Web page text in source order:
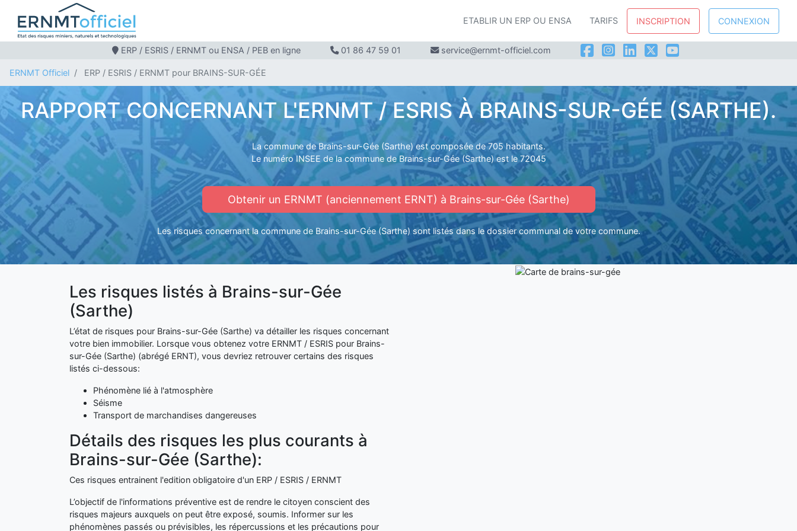
ETABLIR UN ERP OU ENSA TARIFS INSCRIPTION CONNEXION
ERP / ESRIS / ERNMT ou ENSA / PEB en ligne 01 86 47 59 01 service@ernmt-officiel.com
ERNMT Officiel ERP / ESRIS / ERNMT pour BRAINS-SUR-GÉE
RAPPORT CONCERNANT L'ERNMT / ESRIS À BRAINS-SUR-GÉE (SARTHE).
La commune de Brains-sur-Gée (Sarthe) est composée de 705 habitants.
Le numéro INSEE de la commune de Brains-sur-Gée (Sarthe) est le 72045
Obtenir un ERNMT (anciennement ERNT) à Brains-sur-Gée (Sarthe)
Les risques concernant la commune de Brains-sur-Gée (Sarthe) sont listés dans le dossier communal de votre commune.
Les risques listés à Brains-sur-Gée
(Sarthe)
L’état de risques pour Brains-sur-Gée (Sarthe) va détailler les risques concernant
votre bien immobilier. Lorsque vous obtenez votre ERNMT / ESRIS pour Brains-
sur-Gée (Sarthe) (abrégé ERNT), vous devriez retrouver certains des risques
listés ci-dessous:
Phénomène lié à l'atmosphère
Séisme
Transport de marchandises dangereuses
Détails des risques les plus courants à
Brains-sur-Gée (Sarthe):
Ces risques entrainent l'edition obligatoire d'un ERP / ESRIS / ERNMT
L’objectif de l'informations préventive est de rendre le citoyen conscient des
risques majeurs auxquels on peut être exposé, soumis. Informer sur les
phénomènes passés ou prévisibles, les répercussions et les précautions pour